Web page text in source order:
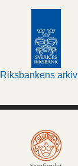
Riksbankens arkiv